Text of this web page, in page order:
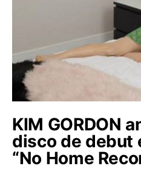
KIM GORDON
disco de debut
“No Home